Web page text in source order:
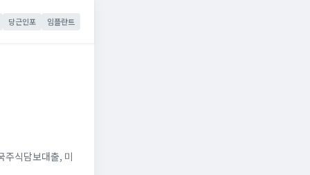
당근인포 임플란트
주식담보대출, 미